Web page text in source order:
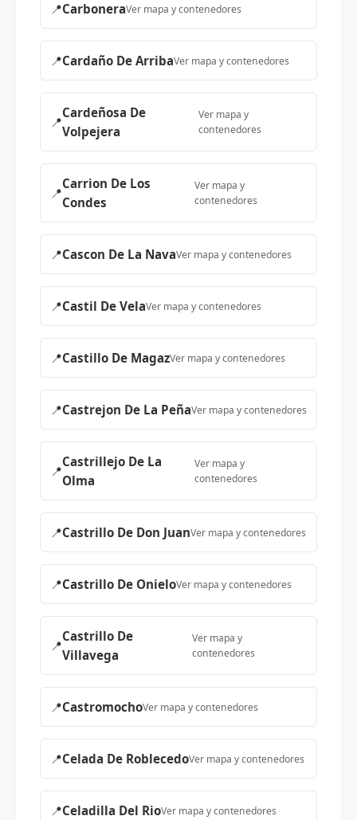
📍CarboneraVer mapa y contenedores
📍Cardaño De ArribaVer mapa y contenedores
📍
Cardeñosa De
Volpejera
Ver mapa y
contenedores
📍
Carrion De Los
Condes
Ver mapa y
contenedores
📍Cascon De La NavaVer mapa y contenedores
📍Castil De VelaVer mapa y contenedores
📍Castillo De MagazVer mapa y contenedores
📍Castrejon De La PeñaVer mapa y contenedores
📍
Castrillejo De La
Olma
Ver mapa y
contenedores
📍Castrillo De Don JuanVer mapa y contenedores
📍Castrillo De OnieloVer mapa y contenedores
📍
Castrillo De
Villavega
Ver mapa y
contenedores
📍CastromochoVer mapa y contenedores
📍Celada De RoblecedoVer mapa y contenedores
📍Celadilla Del RioVer mapa y contenedores